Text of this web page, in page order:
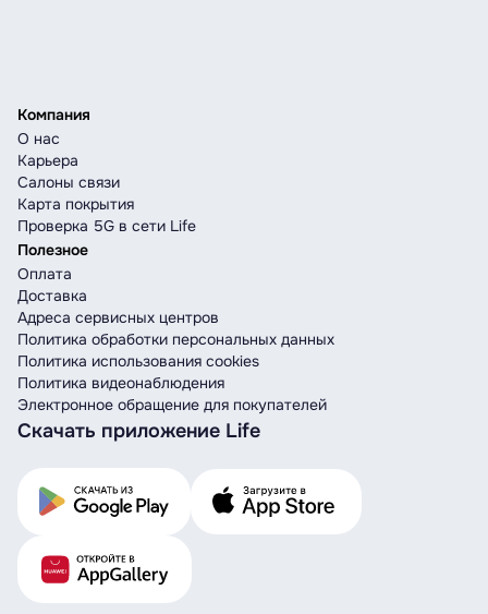
Компания
О нас
Карьера
Салоны связи
Карта покрытия
Проверка 5G в сети Life
Полезное
Оплата
Доставка
Адреса сервисных центров
Политика обработки персональных данных
Политика использования cookies
Политика видеонаблюдения
Электронное обращение для покупателей
Скачать приложение Life